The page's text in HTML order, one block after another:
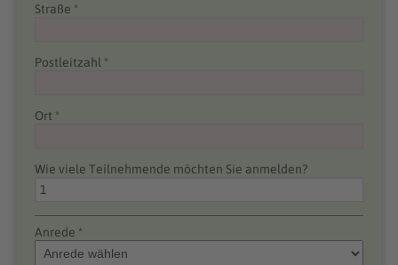
Straße *
Postleitzahl *
Ort *
Wie viele Teilnehmende möchten Sie anmelden?
Anrede *